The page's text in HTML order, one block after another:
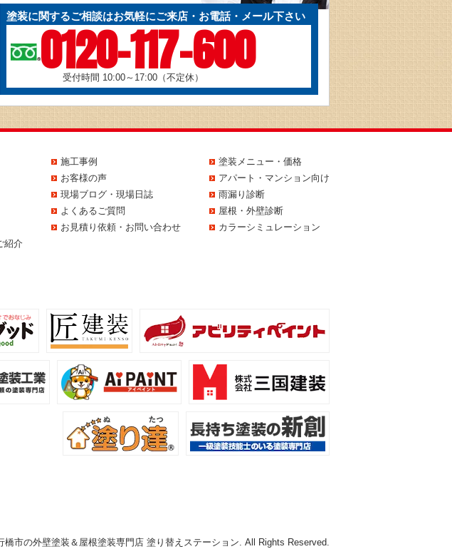
塗装に関するご相談はお気軽にご来店・お電話・メール下さい
0120-117-600
受付時間 10:00～17:00（不定休）
紹介
施工事例
お客様の声
現場ブログ・現場日誌
よくあるご質問
お見積り依頼・お問い合わせ
塗装メニュー・価格
アパート・マンション向け
雨漏り診断
屋根・外壁診断
カラーシミュレーション
市の外壁塗装＆屋根塗装専門店 塗り替えステーション. All Rights Reserved.